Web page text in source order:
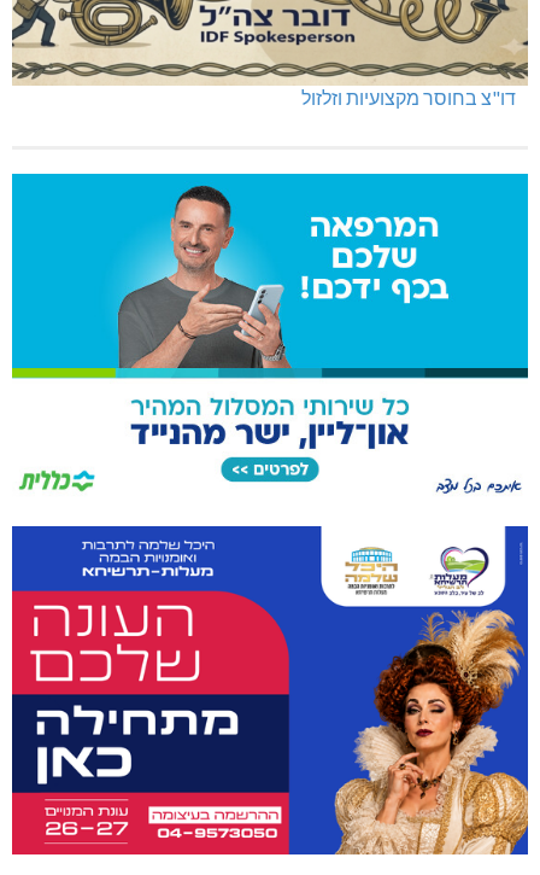
דו"צ בחוסר מקצועיות וזלזול